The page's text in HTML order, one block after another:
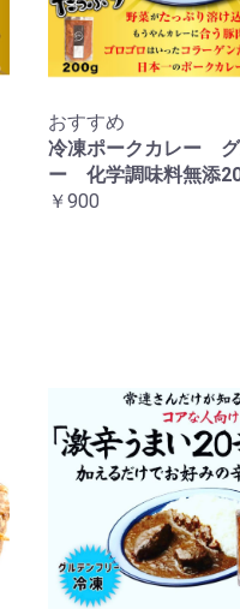
おすすめ
冷凍ポークカレー グ
ー 化学調味料無添
￥900